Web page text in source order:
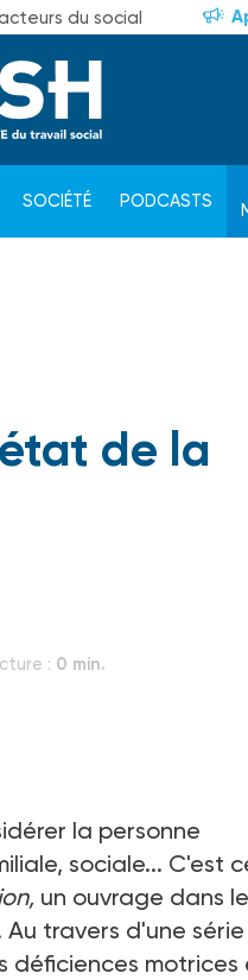
du social
SOCIÉTÉ PODCASTS
de la
: 0 min.
la personne
sociale... C'est
un ouvrage dans
Au travers d'une série
déficiences motrices